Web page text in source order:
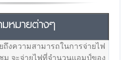
หมายต่างๆ
ถึงความสามารถในการจ่ายไฟ
ม จะจ่ายไฟที่จำนวนแอมป์ของ